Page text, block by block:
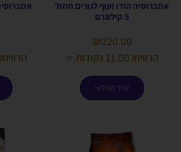
אמברוסיה הודו ועוף לגורים חתול
5 קילוגרם
₪220.00
הרוויחו 11.00 נקודות ⭐
אזל המלאי
הרוויחו 11.00 נקודות ⭐